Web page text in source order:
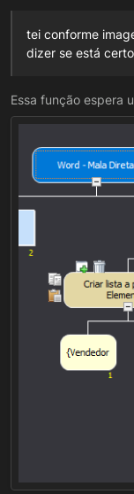
tei conforme
dizer se está
Essa função espera